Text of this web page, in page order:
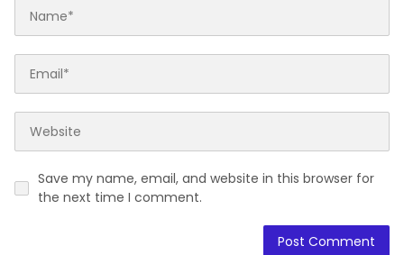
Save my name, email, and website in this browser for
the next time I comment.